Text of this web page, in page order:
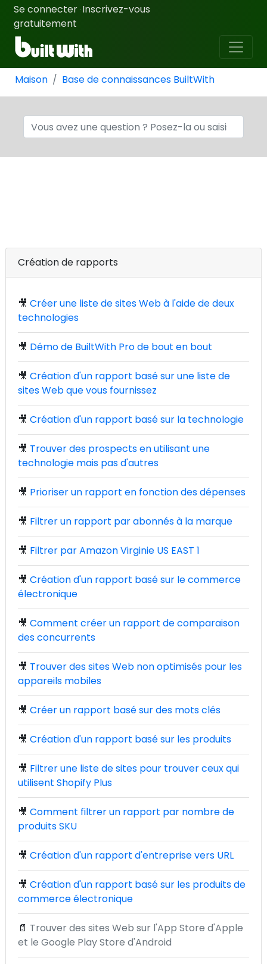
Se connecter · Inscrivez-vous
gratuitement
Maison Base de connaissances BuiltWith
Création de rapports
🎥 Créer une liste de sites Web à l'aide de deux
technologies
🎥 Démo de BuiltWith Pro de bout en bout
🎥 Création d'un rapport basé sur une liste de
sites Web que vous fournissez
🎥 Création d'un rapport basé sur la technologie
🎥 Trouver des prospects en utilisant une
technologie mais pas d'autres
🎥 Prioriser un rapport en fonction des dépenses
🎥 Filtrer un rapport par abonnés à la marque
🎥 Filtrer par Amazon Virginie US EAST 1
🎥 Création d'un rapport basé sur le commerce
électronique
🎥 Comment créer un rapport de comparaison
des concurrents
🎥 Trouver des sites Web non optimisés pour les
appareils mobiles
🎥 Créer un rapport basé sur des mots clés
🎥 Création d'un rapport basé sur les produits
🎥 Filtrer une liste de sites pour trouver ceux qui
utilisent Shopify Plus
🎥 Comment filtrer un rapport par nombre de
produits SKU
🎥 Création d'un rapport d'entreprise vers URL
🎥 Création d'un rapport basé sur les produits de
commerce électronique
📄 Trouver des sites Web sur l'App Store d'Apple
et le Google Play Store d'Android